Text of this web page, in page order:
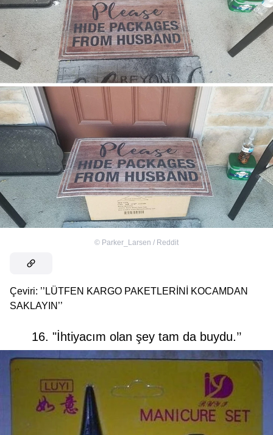
© Parker_Larsen / Reddit
Çeviri: ’’LÜTFEN KARGO PAKETLERİNİ KOCAMDAN
SAKLAYIN’’
16. "İhtiyacım olan şey tam da buydu.’’